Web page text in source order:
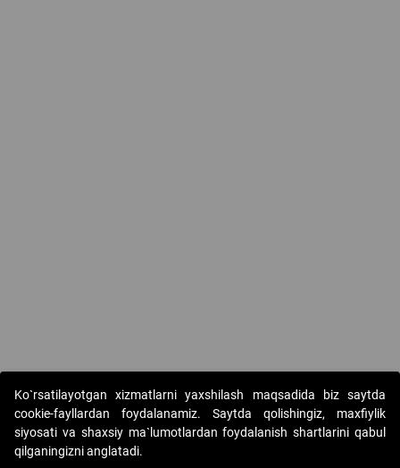
Copyright © 2017-2026. "Elektron onlayn-auksionlarni
Ko`rsatilayotgan xizmatlarni yaxshilash maqsadida biz saytda
cookie-fayllardan foydalanamiz. Saytda qolishingiz, maxfiylik
siyosati va shaxsiy ma`lumotlardan foydalanish shartlarini qabul
qilganingizni anglatadi.